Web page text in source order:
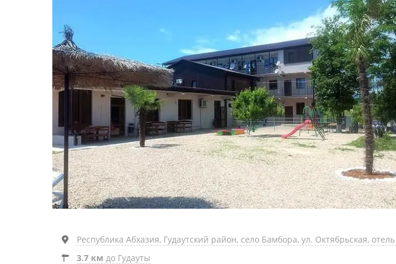
Республика Абхазия, Гудаутский район, село Бамбора, ул. Октябрьская,
3.7 км до Гудауты